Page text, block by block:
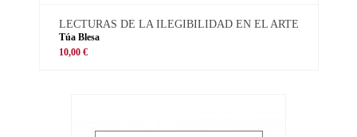
LECTURAS DE LA ILEGIBILIDAD EN EL ARTE
Túa Blesa
10,00 €